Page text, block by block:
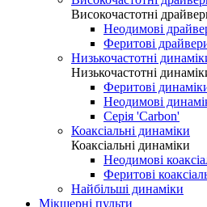
Високочастотні
Неодимові
Феритові
Низькочастотні
Низькочастотні
Феритові
Неодимові
Серія 'Carbon'
Коаксіальні динаміки
Коаксіальні динаміки
Неодимові
Феритові
Найбільші динаміки
Мікшерні пульти